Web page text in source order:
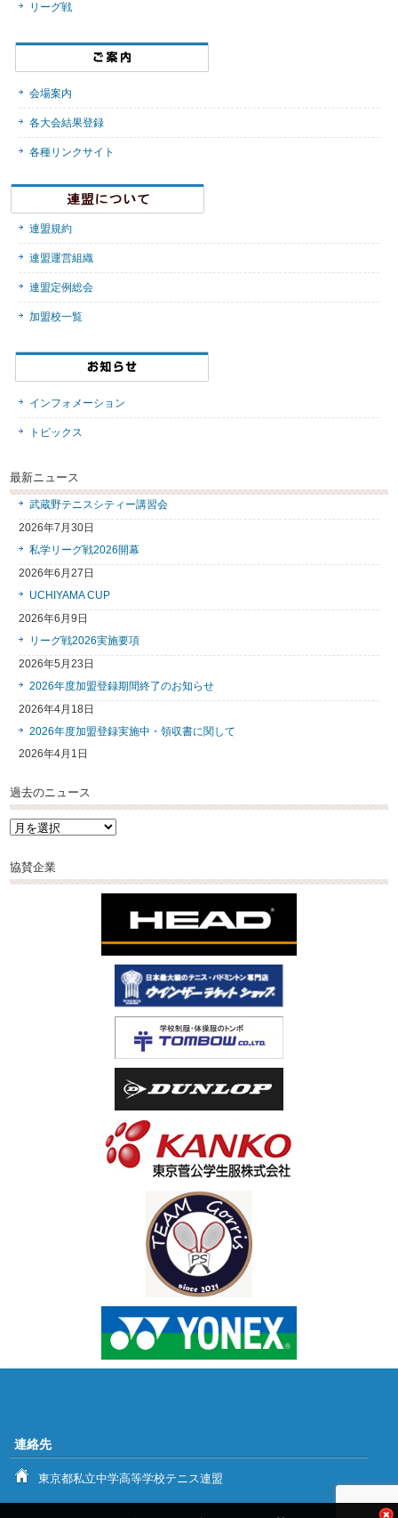
リーグ戦
会場案内
各大会結果登録
各種リンクサイト
連盟規約
連盟運営組織
連盟定例総会
加盟校一覧
インフォメーション
トピックス
最新ニュース
武蔵野テニスシティー講習会
2026年7月30日
私学リーグ戦2026開幕
2026年6月27日
UCHIYAMA CUP
2026年6月9日
リーグ戦2026実施要項
2026年5月23日
2026年度加盟登録期間終了のお知らせ
2026年4月18日
2026年度加盟登録実施中・領収書に関して
2026年4月1日
過去のニュース
過
ニ
協賛企業
連絡先
東京都私立中学高等学校テニス連盟